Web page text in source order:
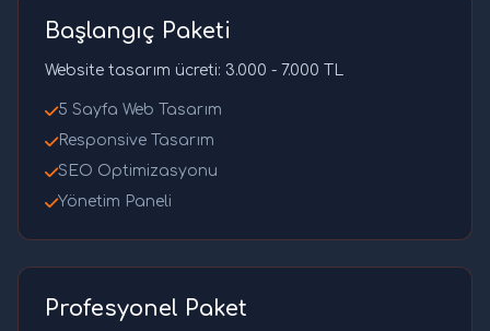
Başlangıç Paketi
Website tasarım ücreti: 3.000 - 7.000 TL
5 Sayfa Web Tasarım
Responsive Tasarım
SEO Optimizasyonu
Yönetim Paneli
Profesyonel Paket